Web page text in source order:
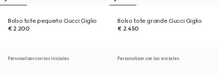
Bolso tote pequeño Gucci Giglio
€ 2.200
Bolso tote grande Gucci Giglio
€ 2.450
Personalizar con las iniciales Personalizar con las iniciales